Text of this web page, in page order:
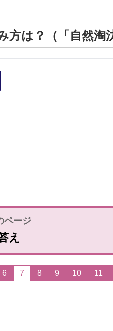
方は？（「自然淘
え
6 7 8 9 10 11